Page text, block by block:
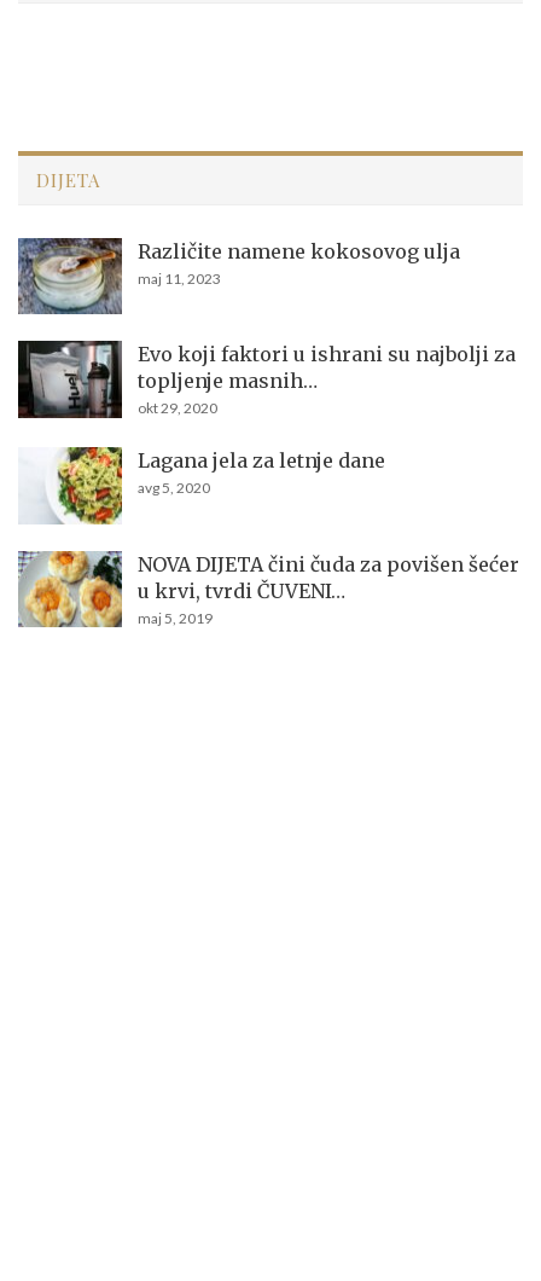
DIJETA
Različite namene kokosovog ulja
maj 11, 2023
Evo koji faktori u ishrani su najbolji za
topljenje masnih…
okt 29, 2020
Lagana jela za letnje dane
avg 5, 2020
NOVA DIJETA čini čuda za povišen šećer
u krvi, tvrdi ČUVENI…
maj 5, 2019